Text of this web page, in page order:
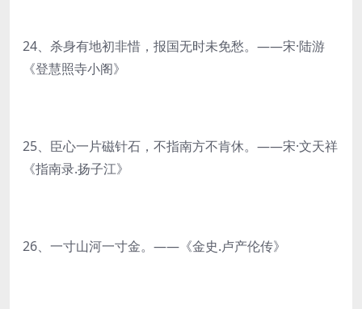
24、杀身有地初非惜，报国无时未免愁。——宋·陆游
《登慧照寺小阁》
25、臣心一片磁针石，不指南方不肯休。——宋·文天祥
《指南录.扬子江》
26、一寸山河一寸金。——《金史.卢产伦传》